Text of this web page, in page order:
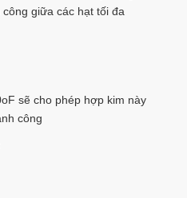
giữa các hạt tối đa
sẽ cho phép hợp kim này
công